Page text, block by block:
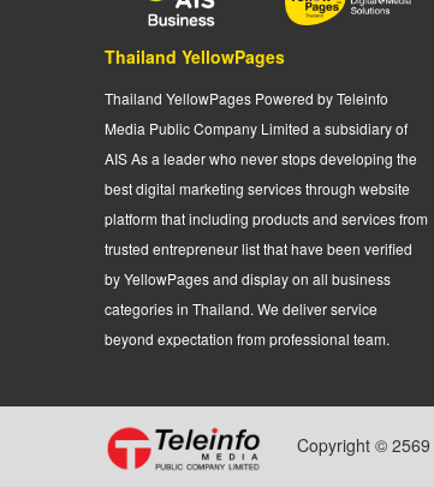
Thailand YellowPages
Thailand YellowPages Powered by Teleinfo
Media Public Company Limited a subsidiary of
AIS As a leader who never stops developing the
best digital marketing services through website
platform that including products and services from
trusted entrepreneur list that have been verified
by YellowPages and display on all business
categories in Thailand. We deliver service
beyond expectation from professional team.
Copyright © 2569